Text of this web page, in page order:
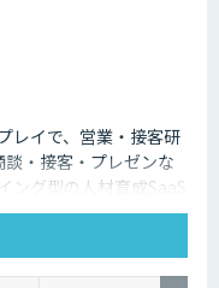
レイで、営業・接客研
・接客・プレゼンな
ング型の人材育成SaaS
と動画フィードバック
化と教育の属人化解消